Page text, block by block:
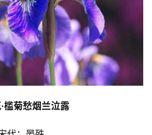
槛菊愁烟兰泣露